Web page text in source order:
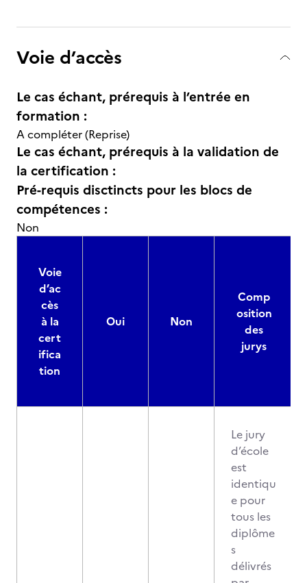
Voie d’accès
Le cas échant, prérequis à l’entrée en
formation :
A compléter (Reprise)
Le cas échant, prérequis à la validation de
la certification :
Pré-requis disctincts pour les blocs de
compétences :
Non
Voie
d’ac
cès
à la
cert
ifica
tion
Oui Non
Comp
osition
des
jurys
Le jury
d’école
est
identiqu
e pour
tous les
diplôme
s
délivrés